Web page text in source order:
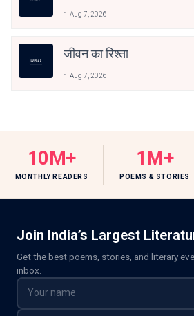
Aug 7, 2026
जीवन का रिश्ता
Aug 7, 2026
10M+
MONTHLY READERS
1M+
POEMS & STORIES
Join India’s Largest
Get the best poems, stories, and literary
inbox.